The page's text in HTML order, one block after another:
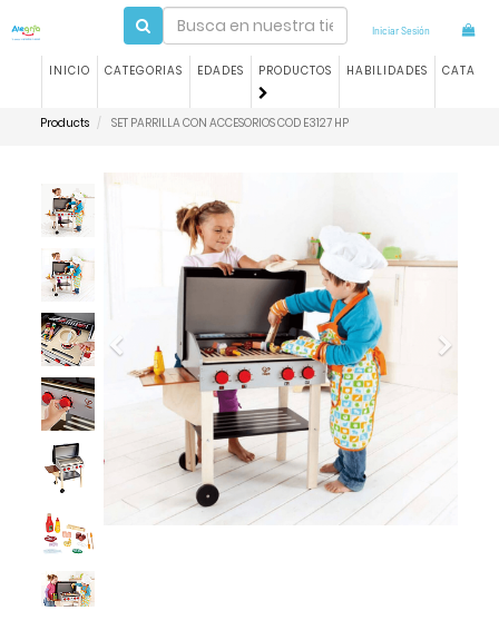
Iniciar Sesión
INICIO CATEGORIAS EDADES PRODUCTOS HABILIDADES
Products SET PARRILLA CON ACCESORIOS COD E3127 HP
Previous